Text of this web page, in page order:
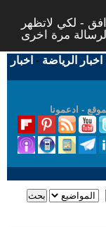
- لكي لاتظهر
اخبار الرياضة - اخبار
- ادعمونا